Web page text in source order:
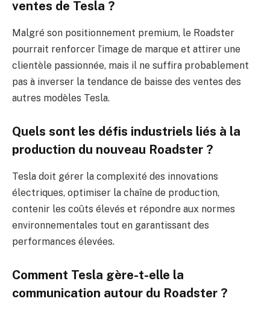
ventes de Tesla ?
Malgré son positionnement premium, le Roadster
pourrait renforcer l’image de marque et attirer une
clientèle passionnée, mais il ne suffira probablement
pas à inverser la tendance de baisse des ventes des
autres modèles Tesla.
Quels sont les défis industriels liés à la
production du nouveau Roadster ?
Tesla doit gérer la complexité des innovations
électriques, optimiser la chaîne de production,
contenir les coûts élevés et répondre aux normes
environnementales tout en garantissant des
performances élevées.
Comment Tesla gère-t-elle la
communication autour du Roadster ?